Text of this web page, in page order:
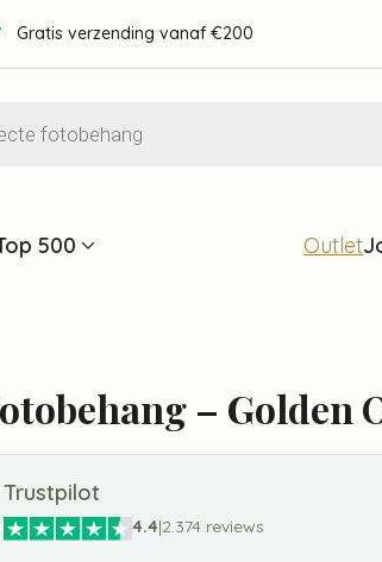
Gratis verzending vanaf €200
500 Outlet
– Golden
Trustpilot
4.4|2.374 reviews